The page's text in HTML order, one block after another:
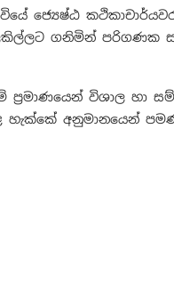
ජ්‍යෙෂ්ඨ
ගනිමින් පරිගණක
විශාල හා
හැක්කේ අනුමානයෙන්